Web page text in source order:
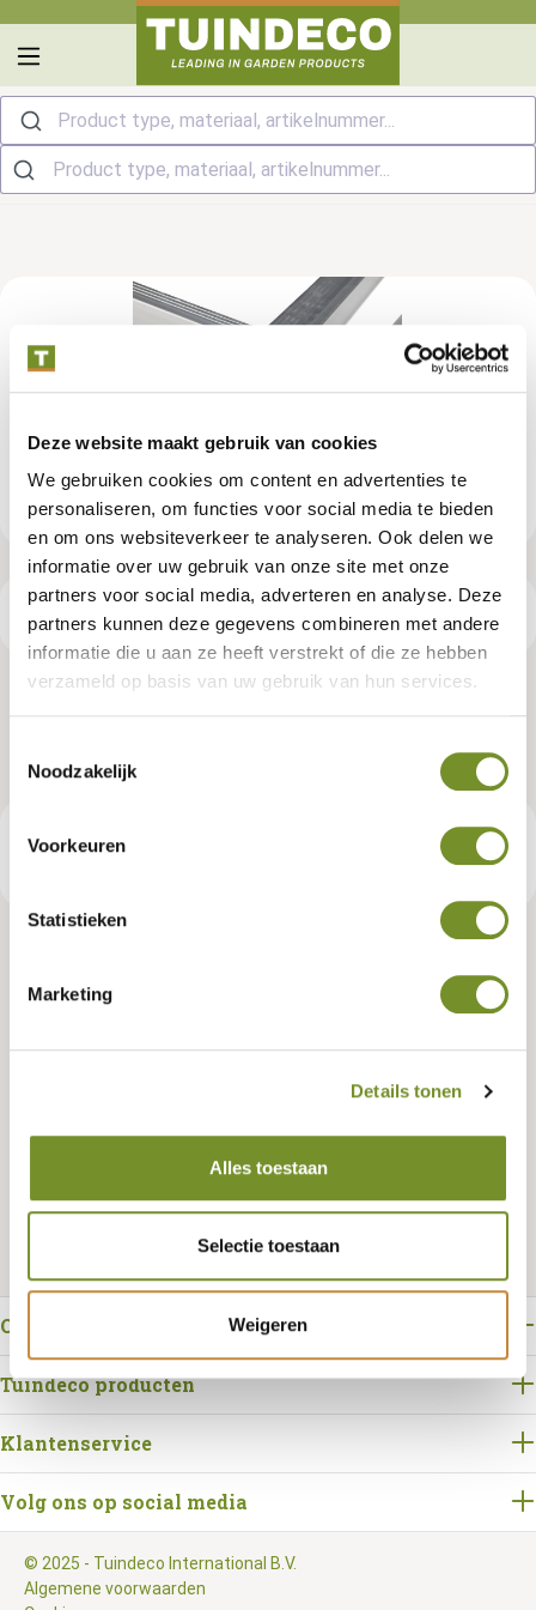
Deze website maakt gebruik van cookies
We gebruiken cookies om content en advertenties te
personaliseren, om functies voor social media te bieden
en om ons websiteverkeer te analyseren. Ook delen we
informatie over uw gebruik van onze site met onze
partners voor social media, adverteren en analyse. Deze
partners kunnen deze gegevens combineren met andere
informatie die u aan ze heeft verstrekt of die ze hebben
verzameld op basis van uw gebruik van hun services.
Noodzakelijk
Voorkeuren
Statistieken
Marketing
Details tonen
Alles toestaan
Selectie toestaan
Weigeren
Product type, materiaal, artikelnummer...
Productspecificaties
Artikelnummer:
€ 158,95
Bestellen
Over Tuindeco
Tuindeco producten
Klantenservice
Volg ons op social media
© 2025 - Tuindeco International B.V.
Algemene voorwaarden